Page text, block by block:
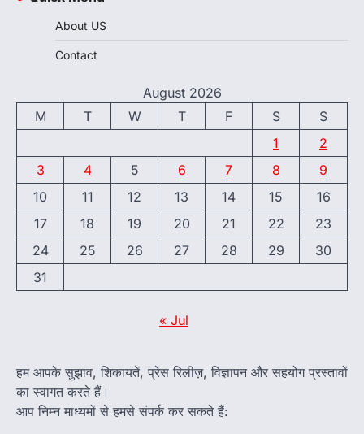
About US
Contact
August 2026
M
T W T F S
S
1
2
3
4 5 6 7 8
9
10
11 12 13 14 15
16
17
18 19 20 21 22
23
24
25 26 27 28 29
30
31
« Jul
हम आपके सुझाव, शिकायतें, प्रेस रिलीज़, विज्ञापन और सहयोग प्रस्तावों
का स्वागत करते हैं।
आप निम्न माध्यमों से हमसे संपर्क कर सकते हैं: